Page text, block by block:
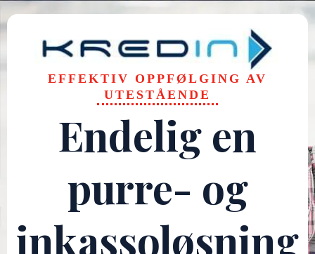
EFFEKTIV OPPFØLGING AV
UTESTÅENDE
Endelig en
purre- og
inkassoløsning